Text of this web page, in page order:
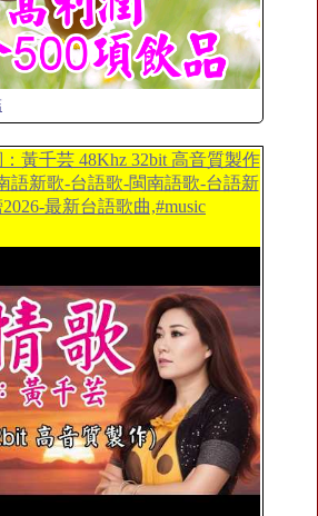
：黃千芸 48Khz 32bit 高音質製作
語新歌-台語歌-閩南語歌-台語新
最新台語歌曲,#music